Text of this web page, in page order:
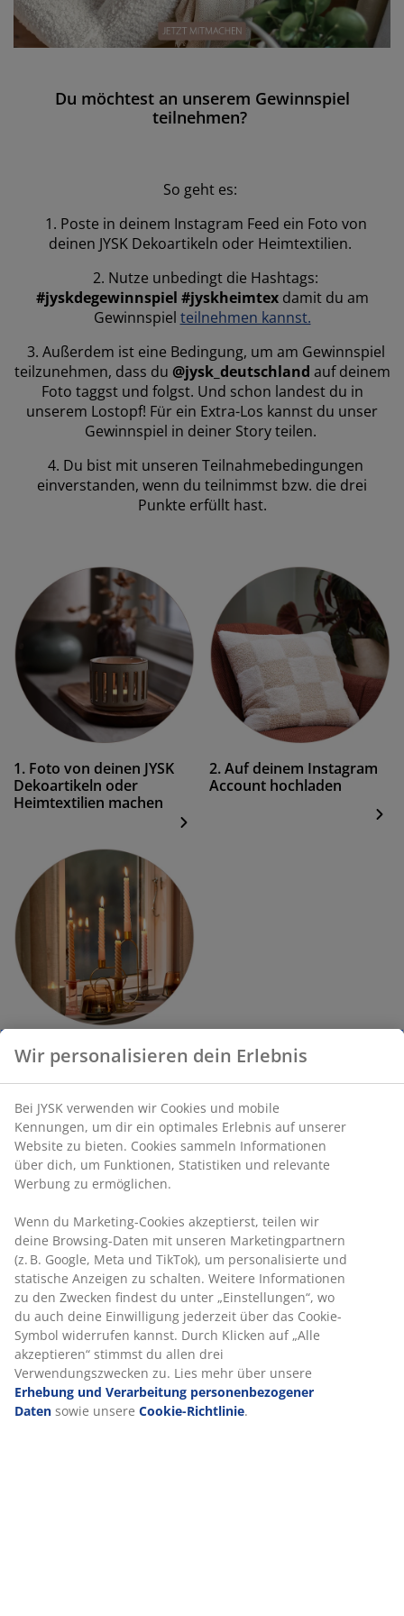
und Zubehör
Du möchtest an unserem Gewinnspiel
teilnehmen?
So geht es:
1. Poste in deinem Instagram Feed ein Foto von
deinen JYSK Dekoartikeln oder Heimtextilien.
2. Nutze unbedingt die Hashtags:
#jyskdegewinnspiel #jyskheimtexdamit du am
Gewinnspiel teilnehmen kannst.
3. Außerdem ist eine Bedingung, um am Gewinnspiel
teilzunehmen, dass du @jysk_deutschland auf deinem
Foto taggst und folgst. Und schon landest du in
unserem Lostopf! Für ein Extra-Los kannst du unser
Gewinnspiel in deiner Story teilen.
4. Du bist mit unseren Teilnahmebedingungen
einverstanden, wenn du teilnimmst bzw. die drei
Punkte erfüllt hast.
1. Foto von deinen JYSK
Dekoartikeln oder
Heimtextilien machen
2. Auf deinem Instagram
Account hochladen
3. JYSK taggen + Hashtags
verwenden + JYSK folgen
Das kannst du gewinnen:
Du hast die Chance auf einen von 10 x 100€
Glück!
Teilnahmebedingungen
Teilnahmebedingungen des JYSK-Gewinnspiels auf
Instagram
1.Veranstalter und verantwortliche Stelle für die
Wir personalisieren dein Erlebnis
Bei JYSK verwenden wir Cookies und mobile
Kennungen, um dir ein optimales Erlebnis auf unserer
Website zu bieten. Cookies sammeln Informationen
über dich, um Funktionen, Statistiken und relevante
Werbung zu ermöglichen.
Wenn du Marketing-Cookies akzeptierst, teilen wir
deine Browsing-Daten mit unseren Marketingpartnern
(z. B. Google, Meta und TikTok), um personalisierte und
statische Anzeigen zu schalten. Weitere Informationen
zu den Zwecken findest du unter „Einstellungen“, wo
du auch deine Einwilligung jederzeit über das Cookie-
Symbol widerrufen kannst. Durch Klicken auf „Alle
akzeptieren“ stimmst du allen drei
Verwendungszwecken zu. Lies mehr über unsere
Erhebung und Verarbeitung personenbezogener
Daten sowie unsere Cookie-Richtlinie.